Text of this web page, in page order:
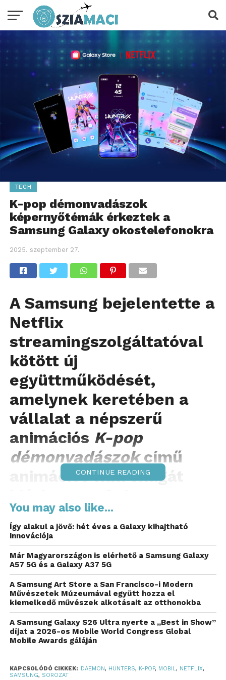
TECH
K-pop démonvadászok
képernyőtémák érkeztek a
Samsung Galaxy okostelefonokra
2025. szeptember 27.
A Samsung bejelentette a
Netflix
streamingszolgáltatóval
kötött új
együttműködését,
amelynek keretében a
vállalat a népszerű
animációs K-pop
démonvadászokcímű
animációs film világát
okostelefonok
képernyőjén.
A felhasználók egy különleges összeállítású
témagyűjteményt tölthetnek le
térítésmentesen készülékükre a Galaxy Store
webáruházból szeptember 30-ig.
AK-pop démonvadászoktémagyűjtemény a Záró-, a
Kezdő-, a Telefon-, és az Üzenetképernyőre,
valamint az Always On Display kijelzőre és az
olyan különleges képet foglal magába, amely az
CONTINUE READING
You may also like...
Így alakul a jövő: hét éves a Galaxy kihajtható
innovációja
Már Magyarországon is elérhető a Samsung Galaxy
A57 5G és a Galaxy A37 5G
A Samsung Art Store a San Francisco-i Modern
Művészetek Múzeumával együtt hozza el
kiemelkedő művészek alkotásait az otthonokba
A Samsung Galaxy S26 Ultra nyerte a „Best in Show”
díjat a 2026-os Mobile World Congress Global
Mobile Awards gáláján
KAPCSOLÓDÓ CIKKEK: DAEMON, HUNTERS, K-POP, MOBIL, NETFLIX,
SAMSUNG, SOROZAT